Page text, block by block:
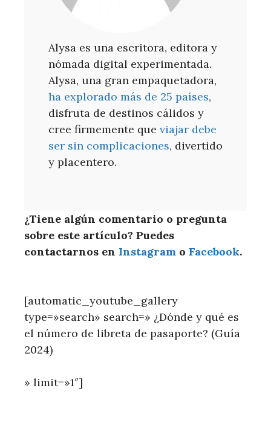
Alysa es una escritora, editora y
nómada digital experimentada.
Alysa, una gran empaquetadora,
ha explorado más de 25 países,
disfruta de destinos cálidos y
cree firmemente que viajar debe
ser sin complicaciones, divertido
y placentero.
¿Tiene algún comentario o pregunta
sobre este artículo? Puedes
contactarnos en Instagram o Facebook.
[automatic_youtube_gallery
type=»search» search=» ¿Dónde y qué es
el número de libreta de pasaporte? (Guía
2024)
» limit=»1″]